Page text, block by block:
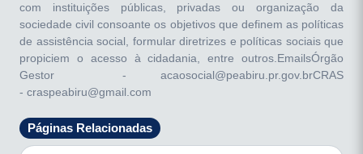
com instituições públicas, privadas ou organização da
sociedade civil consoante os objetivos que definem as políticas
de assistência social, formular diretrizes e políticas sociais que
propiciem o acesso à cidadania, entre outros.EmailsÓrgão
Gestor - acaosocial@peabiru.pr.gov.brCRAS
- craspeabiru@gmail.com
Páginas Relacionadas